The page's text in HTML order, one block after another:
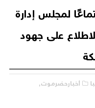
لمجلس إدارة
على جهود
أخبارحضرموت,